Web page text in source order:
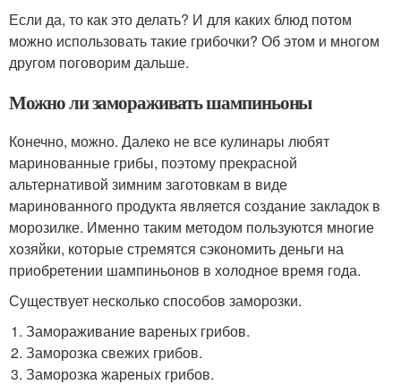
Если да, то как это делать? И для каких блюд потом
можно использовать такие грибочки? Об этом и многом
другом поговорим дальше.
Можно ли замораживать шампиньоны
Конечно, можно. Далеко не все кулинары любят
маринованные грибы, поэтому прекрасной
альтернативой зимним заготовкам в виде
маринованного продукта является создание закладок в
морозилке. Именно таким методом пользуются многие
хозяйки, которые стремятся сэкономить деньги на
приобретении шампиньонов в холодное время года.
Существует несколько способов заморозки.
Замораживание вареных грибов.
Заморозка свежих грибов.
Заморозка жареных грибов.